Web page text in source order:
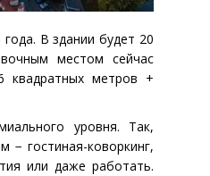
В здании будет 20
местом сейчас
квадратных метров +
уровня. Так,
гостиная-коворкинг,
или даже работать.